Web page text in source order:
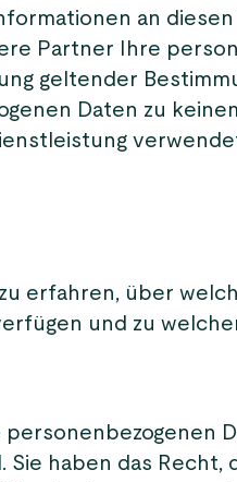
an
Partner Ihre
geltender
Daten zu
erfahren, über
und zu
personenbezogenen
Sie haben das Recht,